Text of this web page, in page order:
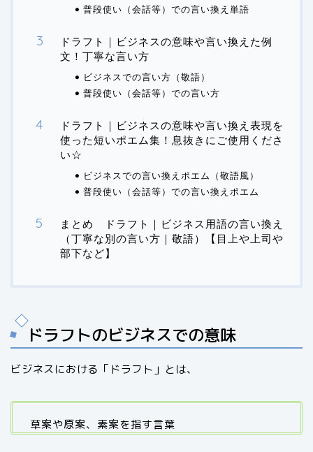
普段使い（会話等）での言い換え単語
ドラフト｜ビジネスの意味や言い換えた例
文！丁寧な言い方
ビジネスでの言い方（敬語）
普段使い（会話等）での言い方
ドラフト｜ビジネスの意味や言い換え表現を
使った短いポエム集！息抜きにご使用くださ
い☆
ビジネスでの言い換えポエム（敬語風）
普段使い（会話等）での言い換えポエム
まとめ ドラフト｜ビジネス用語の言い換え
（丁寧な別の言い方｜敬語）【目上や上司や
部下など】
ドラフトのビジネスでの意味
ビジネスにおける「ドラフト」とは、
草案や原案、素案を指す言葉